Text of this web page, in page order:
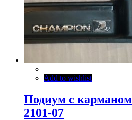
Add to wishlist
Подиум с
2101-07